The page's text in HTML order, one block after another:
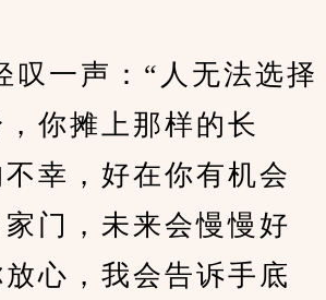
声：“人无法选择
你摊上那样的长
幸，好在你有机会
门，未来会慢慢好
心，我会告诉手底